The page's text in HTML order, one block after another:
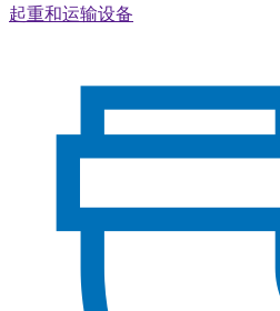
起重和运输设备